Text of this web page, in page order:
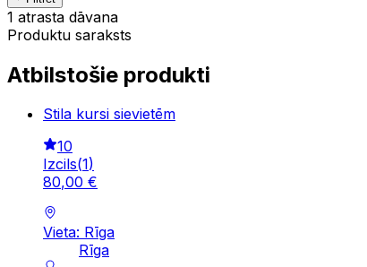
1 atrasta dāvana
Produktu saraksts
Atbilstošie produkti
Stila kursi sievietēm
10
Izcils(1)
80,00 €
Vieta: Rīga
Rīga